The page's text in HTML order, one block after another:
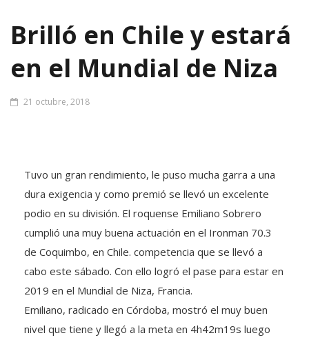
Brilló en Chile y estará
en el Mundial de Niza
21 octubre, 2018
Tuvo un gran rendimiento, le puso mucha garra a una
dura exigencia y como premió se llevó un excelente
podio en su división. El roquense Emiliano Sobrero
cumplió una muy buena actuación en el Ironman 70.3
de Coquimbo, en Chile. competencia que se llevó a
cabo este sábado. Con ello logró el pase para estar en
2019 en el Mundial de Niza, Francia.
Emiliano, radicado en Córdoba, mostró el muy buen
nivel que tiene y llegó a la meta en 4h42m19s luego